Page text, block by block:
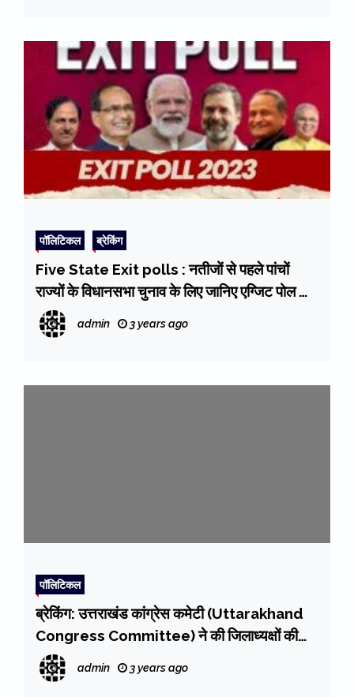
पॉलिटिकल ब्रेकिंग
Five State Exit polls : नतीजों से पहले पांचों
राज्यों के विधानसभा चुनाव के लिए जानिए एग्जिट पोल की
भविष्यवाणियां, सभी पार्टियों ने किए अपनी-अपनी जीत के
दावे
admin 3 years ago
पॉलिटिकल
ब्रेकिंग: उत्तराखंड कांग्रेस कमेटी (Uttarakhand
Congress Committee) ने की जिलाध्यक्षों की
सूची जारी, देखें किस जिले में किसको मिली जिम्मेदारी
admin 3 years ago